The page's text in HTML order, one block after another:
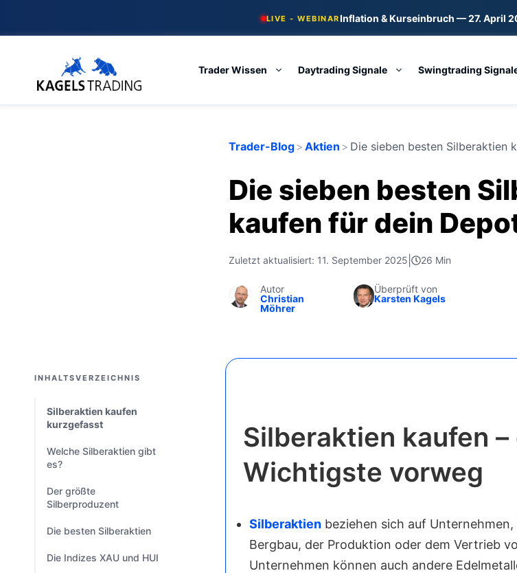
LIVE - WEBINARInflation & Kurseinbruch — 27. April
Trader Wissen Daytrading Signale Swingtrading
Trader-Blog> Aktien > Die sieben besten Silberaktien
Die sieben besten
kaufen für dein
Zuletzt aktualisiert: 11. September 2025 26 Min
Autor
Christian
Möhrer
Überprüft von
Karsten Kagels
Silberaktien kaufen –
Wichtigste vorweg
Silberaktien beziehen sich auf
Bergbau, der Produktion oder dem Vertrieb
Unternehmen können auch andere
INHALTSVERZEICHNIS
Silberaktien kaufen
kurzgefasst
Welche Silberaktien gibt
es?
Der größte
Silberproduzent
Die besten Silberaktien
Die Indizes XAU und HUI